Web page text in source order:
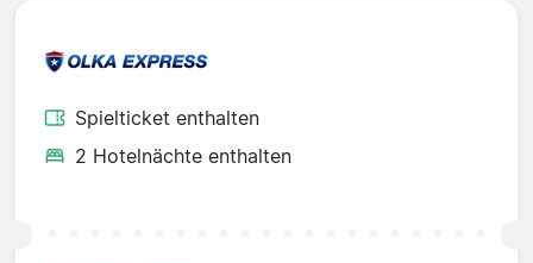
Spielticket enthalten
2 Hotelnächte enthalten